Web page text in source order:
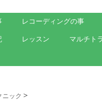
レコーディングの事
レッスン マルチト
ニック